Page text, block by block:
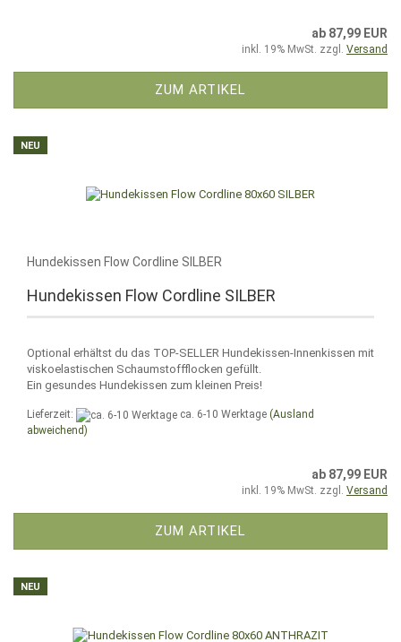
ab 87,99 EUR
inkl. 19% MwSt. zzgl. Versand
ZUM ARTIKEL
NEU
Hundekissen Flow Cordline SILBER
Hundekissen Flow Cordline SILBER
Optional erhältst du das TOP-SELLER Hundekissen-Innenkissen mit
viskoelastischen Schaumstoffflocken gefüllt.
Ein gesundes Hundekissen zum kleinen Preis!
Lieferzeit: ca. 6-10 Werktage (Ausland
abweichend)
ab 87,99 EUR
inkl. 19% MwSt. zzgl. Versand
ZUM ARTIKEL
NEU